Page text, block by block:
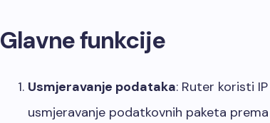
Glavne funkcije
Usmjeravanje podataka: Ruter koristi
usmjeravanje podatkovnih paketa